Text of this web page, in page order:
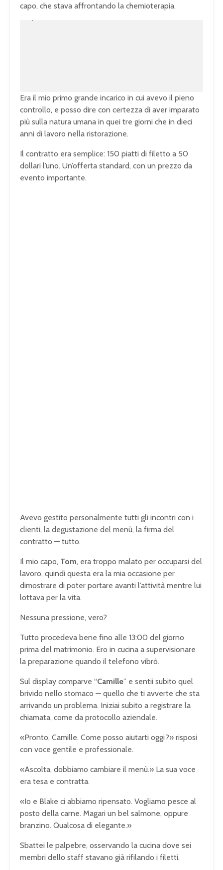
capo, che stava affrontando la chemioterapia.
Era il mio primo grande incarico in cui avevo il pieno
controllo, e posso dire con certezza di aver imparato
più sulla natura umana in quei tre giorni che in dieci
anni di lavoro nella ristorazione.
Il contratto era semplice: 150 piatti di filetto a 50
dollari l’uno. Un’offerta standard, con un prezzo da
evento importante.
Avevo gestito personalmente tutti gli incontri con i
clienti, la degustazione del menù, la firma del
contratto — tutto.
Il mio capo, Tom, era troppo malato per occuparsi del
lavoro, quindi questa era la mia occasione per
dimostrare di poter portare avanti l’attività mentre lui
lottava per la vita.
Nessuna pressione, vero?
Tutto procedeva bene fino alle 13:00 del giorno
prima del matrimonio. Ero in cucina a supervisionare
la preparazione quando il telefono vibrò.
Sul display comparve “Camille” e sentii subito quel
brivido nello stomaco — quello che ti avverte che sta
arrivando un problema. Iniziai subito a registrare la
chiamata, come da protocollo aziendale.
«Pronto, Camille. Come posso aiutarti oggi?» risposi
con voce gentile e professionale.
«Ascolta, dobbiamo cambiare il menù.» La sua voce
era tesa e contratta.
«Io e Blake ci abbiamo ripensato. Vogliamo pesce al
posto della carne. Magari un bel salmone, oppure
branzino. Qualcosa di elegante.»
Sbattei le palpebre, osservando la cucina dove sei
membri dello staff stavano già rifilando i filetti.